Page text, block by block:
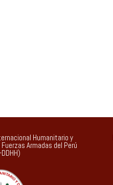
Humanitario y
Armadas del Perú